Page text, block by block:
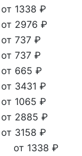
от 1338 ₽
от 2976 ₽
от 737 ₽
от 737 ₽
от 665 ₽
от 3431 ₽
от 1065 ₽
от 2885 ₽
от 3158 ₽
от 1338 ₽